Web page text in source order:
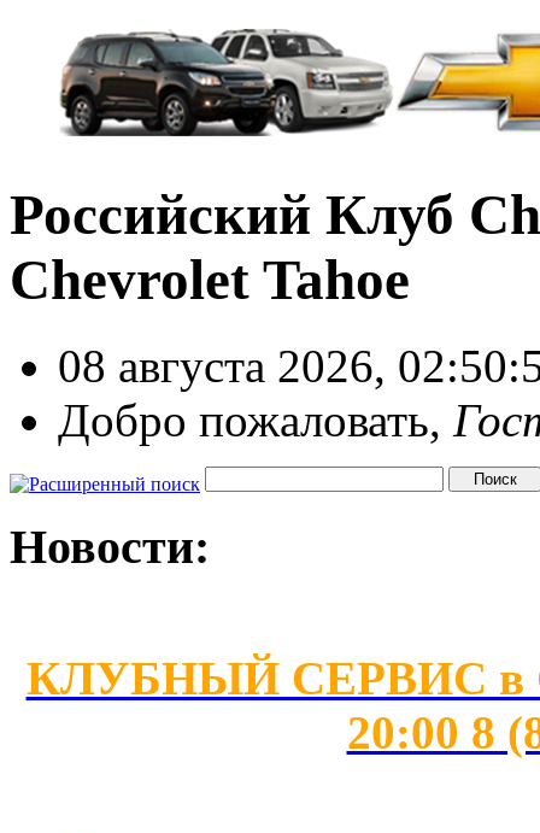
Российский Клуб
Chevrolet Tahoe
08 августа 2026,
Добро пожаловать,
Новости:
КЛУБНЫЙ СЕРВИС в
20:00 8